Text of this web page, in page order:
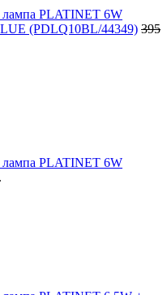
лампа PLATINET 6W
(PDLQ10BL/44349) 395
лампа PLATINET 6W